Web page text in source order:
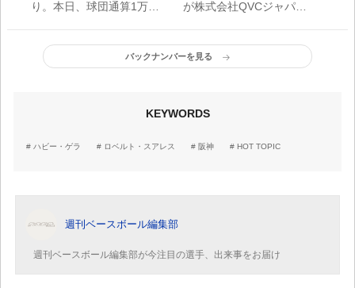
り。本日、球団通算1万試
が株式会社QVCジャパン
バックナンバーを見る
KEYWORDS
ハビー・ゲラ ロベルト・スアレス 阪神 HOT TOPIC
週刊ベースボール編集部
週刊ベースボール編集部が今注目の選手、出来事をお届け